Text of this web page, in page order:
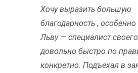
Хочу выразить большую
благодарность ,
Льву — специалист
довольно быстро по
конкретно. Подъехал в